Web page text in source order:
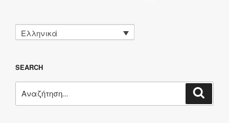
Ελληνικά
SEARCH
για: